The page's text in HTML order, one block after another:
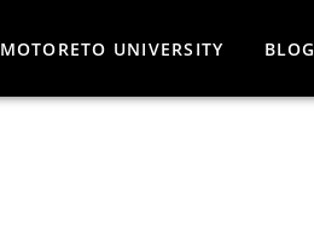
MOTORETO UNIVERSITY BLOG